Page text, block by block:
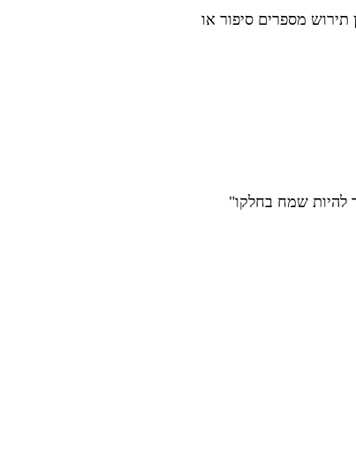
תירוש מספרים סיפור או
להיות שמח בחלקו"